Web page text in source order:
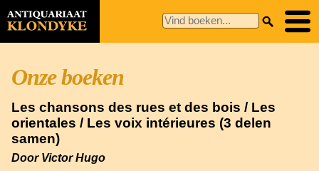
Onze boeken
Les chansons des rues et des bois / Les
orientales / Les voix intérieures (3 delen
samen)
Door Victor Hugo